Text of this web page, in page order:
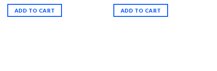
ADD TO CART ADD TO CART